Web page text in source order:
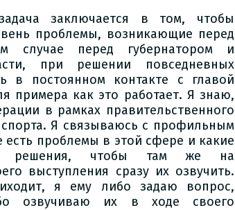
заключается в том, чтобы
проблемы, возникающие перед
случае перед губернатором и
при решении повседневных
в постоянном контакте с главой
примера как это работает. Я знаю,
в рамках правительственного
Я связываюсь с профильным
проблемы в этой сфере и какие
решения, чтобы там же на
выступления сразу их озвучить.
я ему либо задаю вопрос,
озвучиваю их в ходе своего